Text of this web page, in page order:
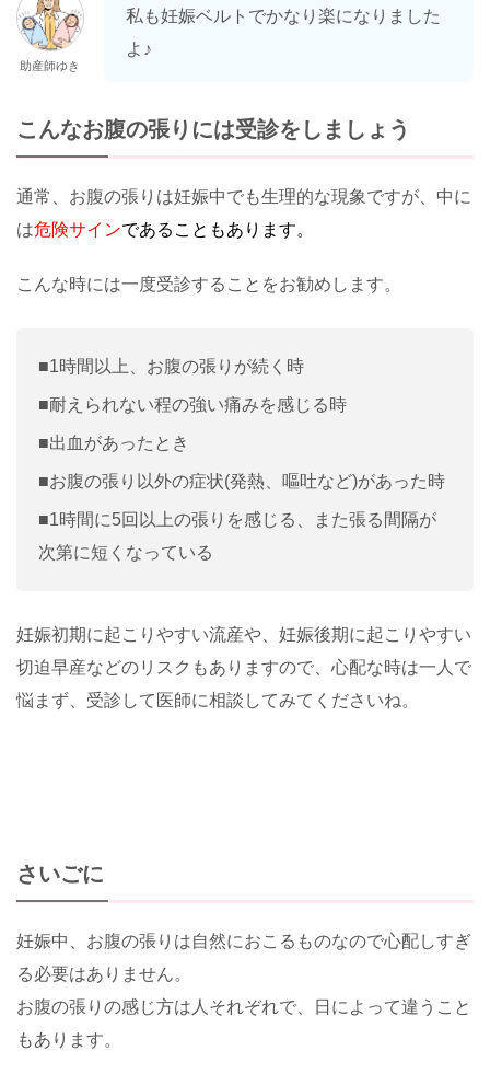
助産師ゆき
私も妊娠ベルトでかなり楽になりました
よ♪
こんなお腹の張りには受診をしましょう
通常、お腹の張りは妊娠中でも生理的な現象ですが、中に
は危険サインであることもあります。
こんな時には一度受診することをお勧めします。
■1時間以上、お腹の張りが続く時
■耐えられない程の強い痛みを感じる時
■出血があったとき
■お腹の張り以外の症状(発熱、嘔吐など)があった時
■1時間に5回以上の張りを感じる、また張る間隔が
次第に短くなっている
妊娠初期に起こりやすい流産や、妊娠後期に起こりやすい
切迫早産などのリスクもありますので、心配な時は一人で
悩まず、受診して医師に相談してみてくださいね。
さいごに
妊娠中、お腹の張りは自然におこるものなので心配しすぎ
る必要はありません。
お腹の張りの感じ方は人それぞれで、日によって違うこと
もあります。